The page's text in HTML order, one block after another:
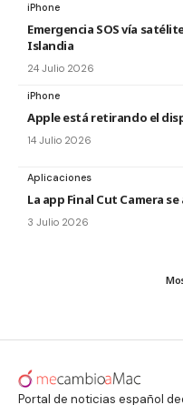
iPhone
Emergencia SOS vía
Islandia
24 Julio 2026
iPhone
Apple está retirando el
14 Julio 2026
Aplicaciones
La app Final Cut Camera
3 Julio 2026
Portal de noticias español